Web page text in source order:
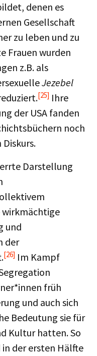
denen es
Gesellschaft
zu leben und zu
Frauen wurden
z.B. als
Jezebel
[25] Ihre
der USA fanden
noch
Darstellung
wirkmächtige
und
der
[26] Im Kampf
früh
und auch sich
Bedeutung sie für
Kultur hatten. So
in der ersten Hälfte